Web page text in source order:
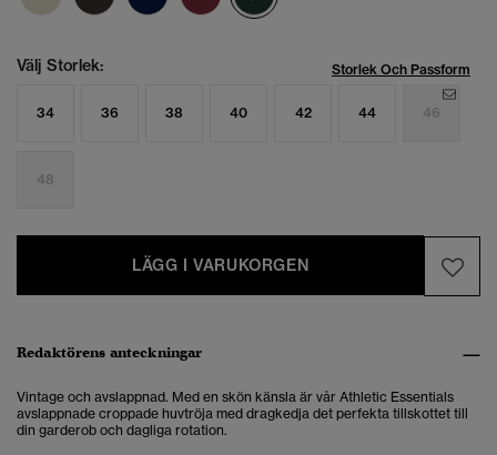
Välj Storlek: Storlek Och Passform
34 36 38 40 42 44 46
48
LÄGG I VARUKORGEN
Redaktörens anteckningar
Vintage och avslappnad. Med en skön känsla är vår Athletic Essentials
avslappnade croppade huvtröja med dragkedja det perfekta tillskottet till
din garderob och dagliga rotation.